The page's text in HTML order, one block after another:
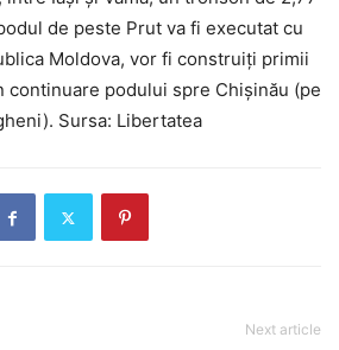
de peste Prut va fi executat cu
Moldova, vor fi construiți primii
continuare podului spre Chișinău (pe
Sursa: Libertatea
Next article